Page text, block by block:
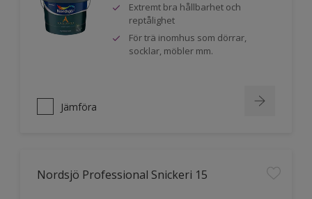
Extremt bra hållbarhet och
reptålighet
För trä inomhus som dörrar,
socklar, möbler mm.
Jämföra
Nordsjö Professional Snickeri 15